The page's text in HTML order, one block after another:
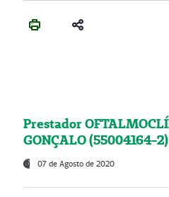
Prestador
GONÇALO (55004164-2)
07 de Agosto de 2020